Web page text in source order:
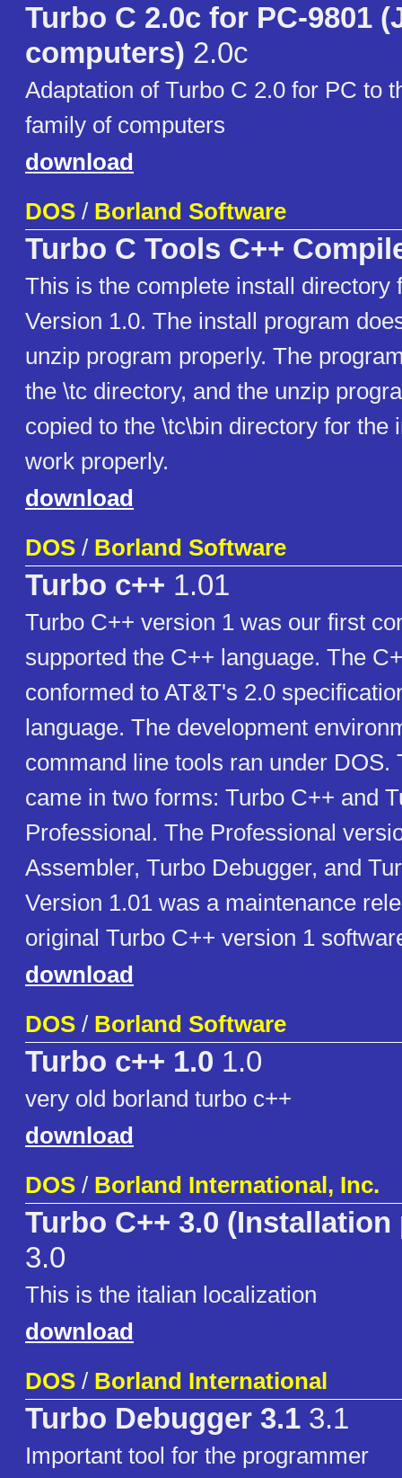
Turbo C 2.0c for PC-9801
computers) 2.0c
Adaptation of Turbo C 2.0 for PC to
family of computers
download
DOS / Borland Software
Turbo C Tools C++
This is the complete install directory
Version 1.0. The install program
unzip program properly. The
the \tc directory, and the unzip
copied to the \tc\bin directory for the
work properly.
download
DOS / Borland Software
Turbo c++ 1.01
Turbo C++ version 1 was our first
supported the C++ language. The
conformed to AT&T's 2.0
language. The development
command line tools ran under DOS.
came in two forms: Turbo C++ and
Professional. The Professional
Assembler, Turbo Debugger, and
Version 1.01 was a maintenance
original Turbo C++ version 1
download
DOS / Borland Software
Turbo c++ 1.0 1.0
very old borland turbo c++
download
DOS / Borland International, Inc.
Turbo C++ 3.0 (Installation
3.0
This is the italian localization
download
DOS / Borland International
Turbo Debugger 3.1 3.1
Important tool for the programmer